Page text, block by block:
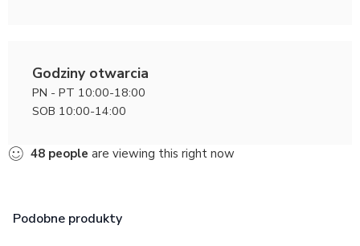
Godziny otwarcia
PN - PT 10:00-18:00
SOB 10:00-14:00
48 people are viewing this right now
Podobne produkty